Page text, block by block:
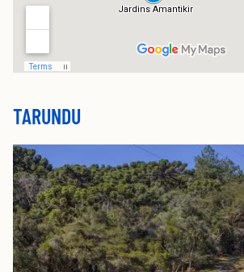
TARUNDU